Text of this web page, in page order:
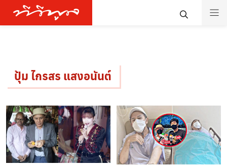
ปุ้ม ไกรสร แสงอนันต์